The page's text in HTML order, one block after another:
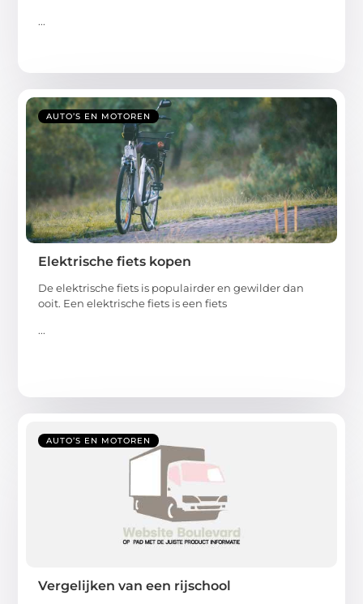
...
AUTO’S EN MOTOREN
Elektrische fiets kopen
De elektrische fiets is populairder en gewilder dan
ooit. Een elektrische fiets is een fiets
...
AUTO’S EN MOTOREN
Vergelijken van een rijschool